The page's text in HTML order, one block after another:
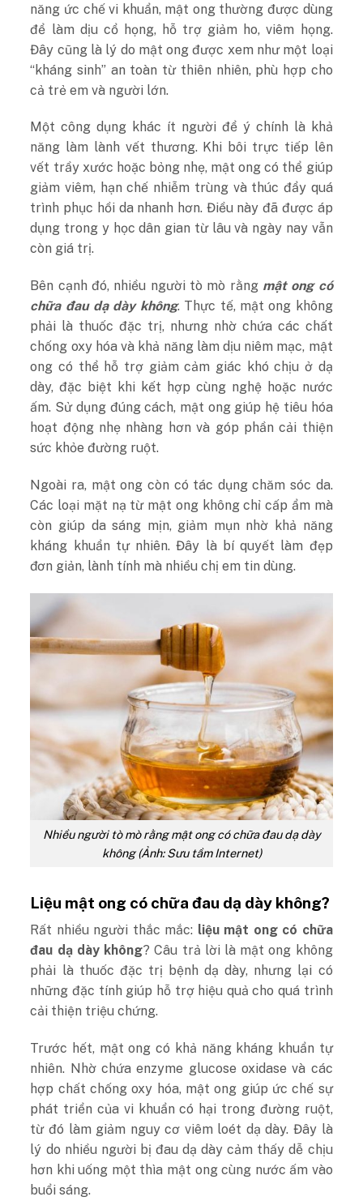
năng ức chế vi khuẩn, mật ong thường được dùng
để làm dịu cổ họng, hỗ trợ giảm ho, viêm họng.
Đây cũng là lý do mật ong được xem như một loại
“kháng sinh” an toàn từ thiên nhiên, phù hợp cho
cả trẻ em và người lớn.
Một công dụng khác ít người để ý chính là khả
năng làm lành vết thương. Khi bôi trực tiếp lên
vết trầy xước hoặc bỏng nhẹ, mật ong có thể giúp
giảm viêm, hạn chế nhiễm trùng và thúc đẩy quá
trình phục hồi da nhanh hơn. Điều này đã được áp
dụng trong y học dân gian từ lâu và ngày nay vẫn
còn giá trị.
Bên cạnh đó, nhiều người tò mò rằng mật ong có
chữa đau dạ dày không. Thực tế, mật ong không
phải là thuốc đặc trị, nhưng nhờ chứa các chất
chống oxy hóa và khả năng làm dịu niêm mạc, mật
ong có thể hỗ trợ giảm cảm giác khó chịu ở dạ
dày, đặc biệt khi kết hợp cùng nghệ hoặc nước
ấm. Sử dụng đúng cách, mật ong giúp hệ tiêu hóa
hoạt động nhẹ nhàng hơn và góp phần cải thiện
sức khỏe đường ruột.
Ngoài ra, mật ong còn có tác dụng chăm sóc da.
Các loại mặt nạ từ mật ong không chỉ cấp ẩm mà
còn giúp da sáng mịn, giảm mụn nhờ khả năng
kháng khuẩn tự nhiên. Đây là bí quyết làm đẹp
đơn giản, lành tính mà nhiều chị em tin dùng.
Nhiều người tò mò rằng mật ong có chữa đau dạ dày
không (Ảnh: Sưu tầm Internet)
Liệu mật ong có chữa đau dạ dày không?
Rất nhiều người thắc mắc: liệu mật ong có chữa
đau dạ dày không? Câu trả lời là mật ong không
phải là thuốc đặc trị bệnh dạ dày, nhưng lại có
những đặc tính giúp hỗ trợ hiệu quả cho quá trình
cải thiện triệu chứng.
Trước hết, mật ong có khả năng kháng khuẩn tự
nhiên. Nhờ chứa enzyme glucose oxidase và các
hợp chất chống oxy hóa, mật ong giúp ức chế sự
phát triển của vi khuẩn có hại trong đường ruột,
từ đó làm giảm nguy cơ viêm loét dạ dày. Đây là
lý do nhiều người bị đau dạ dày cảm thấy dễ chịu
hơn khi uống một thìa mật ong cùng nước ấm vào
buổi sáng.